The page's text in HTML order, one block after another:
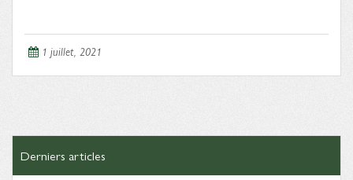
1 juillet, 2021
Derniers articles